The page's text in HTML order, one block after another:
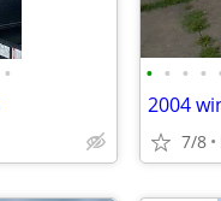
• • • • •
2004
7/8